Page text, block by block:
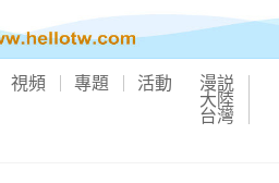
視頻 專題 活動 漫説
大陸
台灣